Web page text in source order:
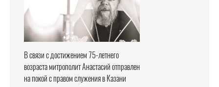
В связи с достижением 75-летнего
возраста митрополит Анастасий отправлен
на покой с правом служения в Казани